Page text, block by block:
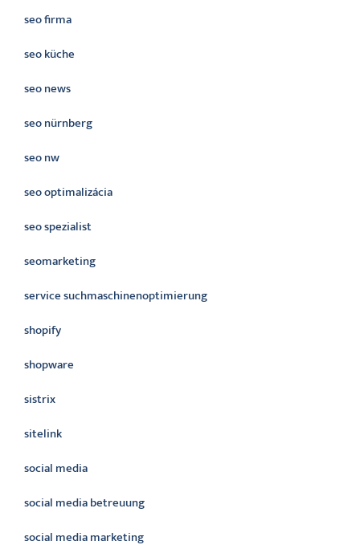
seo firma
seo küche
seo news
seo nürnberg
seo nw
seo optimalizácia
seo spezialist
seomarketing
service suchmaschinenoptimierung
shopify
shopware
sistrix
sitelink
social media
social media betreuung
social media marketing